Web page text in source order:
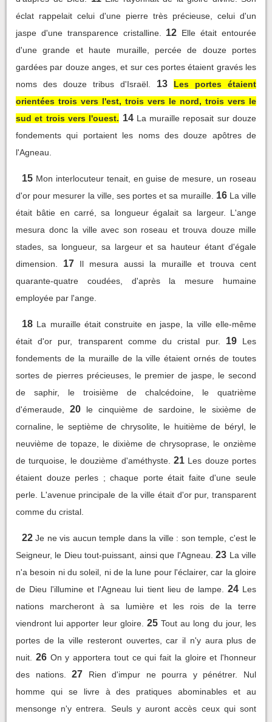
éclat rappelait celui d'une pierre très précieuse, celui d'un
jaspe d'une transparence cristalline.
12 Elle était entourée
d'une grande et haute muraille, percée de douze portes
gardées par douze anges, et sur ces portes étaient gravés les
noms des douze tribus d'Israël.
13
Les portes étaient
orientées trois vers l'est, trois vers le nord, trois vers le
sud et trois vers l'ouest. 14 La muraille reposait sur douze
fondements qui portaient les noms des douze apôtres de
l'Agneau.
15 Mon interlocuteur tenait, en guise de mesure, un roseau
d'or pour mesurer la ville, ses portes et sa muraille. 16 La ville
était bâtie en carré, sa longueur égalait sa largeur. L'ange
mesura donc la ville avec son roseau et trouva douze mille
stades, sa longueur, sa largeur et sa hauteur étant d'égale
dimension.
17
Il mesura aussi la muraille et trouva cent
quarante-quatre coudées, d'après la mesure humaine
employée par l'ange.
18 La muraille était construite en jaspe, la ville elle-même
était d'or pur, transparent comme du cristal pur.
19
Les
fondements de la muraille de la ville étaient ornés de toutes
sortes de pierres précieuses, le premier de jaspe, le second
de saphir, le troisième de chalcédoine, le quatrième
d'émeraude,
20
le cinquième de sardoine, le sixième de
cornaline, le septième de chrysolite, le huitième de béryl, le
neuvième de topaze, le dixième de chrysoprase, le onzième
de turquoise, le douzième d'améthyste. 21 Les douze portes
étaient douze perles ; chaque porte était faite d'une seule
perle. L'avenue principale de la ville était d'or pur, transparent
comme du cristal.
22 Je ne vis aucun temple dans la ville : son temple, c'est le
Seigneur, le Dieu tout-puissant, ainsi que l'Agneau. 23 La ville
n'a besoin ni du soleil, ni de la lune pour l'éclairer, car la gloire
de Dieu l'illumine et l'Agneau lui tient lieu de lampe.
24 Les
nations marcheront à sa lumière et les rois de la terre
viendront lui apporter leur gloire. 25 Tout au long du jour, les
portes de la ville resteront ouvertes, car il n'y aura plus de
nuit.
26 On y apportera tout ce qui fait la gloire et l'honneur
des nations.
27
Rien d'impur ne pourra y pénétrer. Nul
homme qui se livre à des pratiques abominables et au
mensonge n'y entrera. Seuls y auront accès ceux qui sont